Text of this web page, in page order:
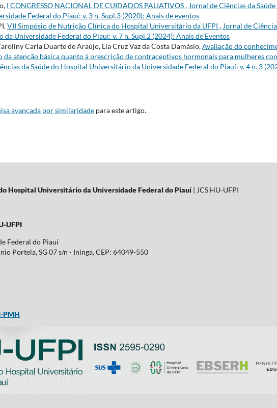
I CONGRESSO NACIONAL DE CUIDADOS PALIATIVOS, Jornal de Ciências da
Federal do Piauí: v. 3 n. Supl.3 (2020): Anais de eventos
VII Simpósio de Nutrição Clínica do Hospital Universitário da UFPI , Jornal de
Universidade Federal do Piauí: v. 7 n. Supl.2 (2024): Anais de Eventos
Carla Duarte de Araújo, Lia Cruz Vaz da Costa Damásio,Avaliação do
atenção básica quanto à prescrição de contraceptivos hormonais para mulheres
da Saúde do Hospital Universitário da Universidade Federal do Piauí: v. 4 n. 3
avançada por similaridade para este artigo.
Hospital Universitário da Universidade Federal do Piauí| JCS HU-UFPI
UFPI
Federal do Piauí
Portela, SG 07 s/n - Ininga, CEP: 64049-550
PMH